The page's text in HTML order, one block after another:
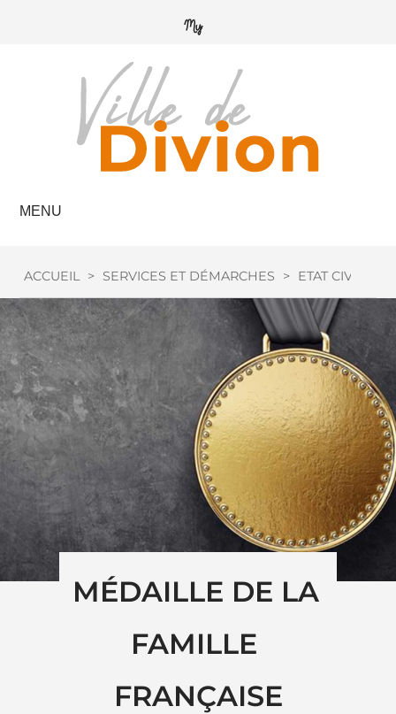
MENU
ACCUEIL > SERVICES ET DÉMARCHES > ETAT CIVIL
MÉDAILLE DE LA
FAMILLE
FRANÇAISE